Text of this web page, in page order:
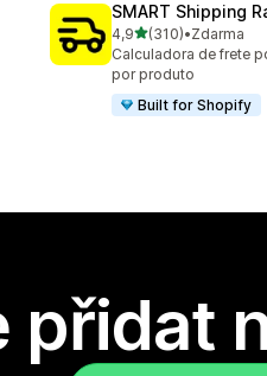
SMART Shipping
4,9z 5 hvězd
(310)
Celkový počet recenzí:
•Zdarma
Calculadora de frete
por produto
Built for Shopify
přidat